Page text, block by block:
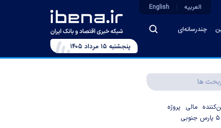
چندرسانه‌ای
العربیه English
پنجشنبه ۱۵ مرداد ۱۴۰۵
ها
مالی پروژه